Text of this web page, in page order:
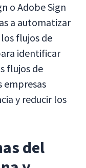
o Adobe Sign
a automatizar
flujos de
identificar
flujos de
empresas
y reducir los
del